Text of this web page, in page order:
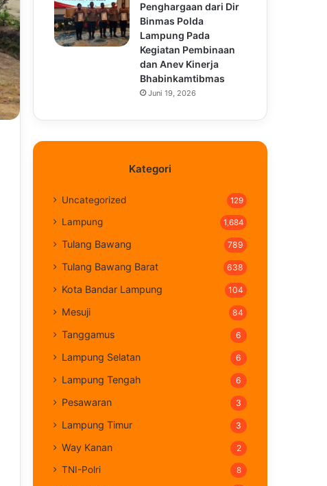
Penghargaan dari Dir
Binmas Polda
Lampung Pada
Kegiatan Pembinaan
dan Anev Kinerja
Bhabinkamtibmas
Juni 19, 2026
Kategori
Uncategorized 129
Lampung 1,684
Tulang Bawang 789
Tulang Bawang Barat 638
Kota Bandar Lampung 104
Mesuji 84
Tanggamus 6
Lampung Selatan 6
Lampung Tengah 6
Pesawaran 3
Lampung Timur 3
Way Kanan 2
TNI-Polri 8